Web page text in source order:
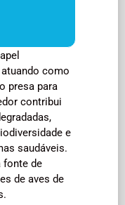
como
presa para
contribui
e
saudáveis.
fonte de
de aves de